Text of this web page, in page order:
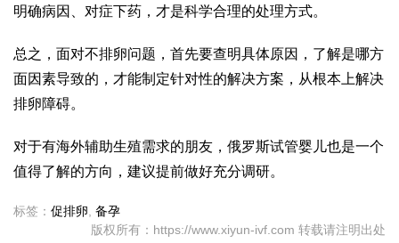
明确病因、对症下药，才是科学合理的处理方式。
总之，面对不排卵问题，首先要查明具体原因，了解是哪方
面因素导致的，才能制定针对性的解决方案，从根本上解决
排卵障碍。
对于有海外辅助生殖需求的朋友，俄罗斯试管婴儿也是一个
值得了解的方向，建议提前做好充分调研。
标签： 促排卵 备孕
版权所有：https://www.xiyun-ivf.com 转载请注明出处